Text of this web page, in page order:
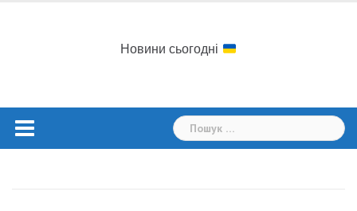
Новини сьогодні
Пошук: